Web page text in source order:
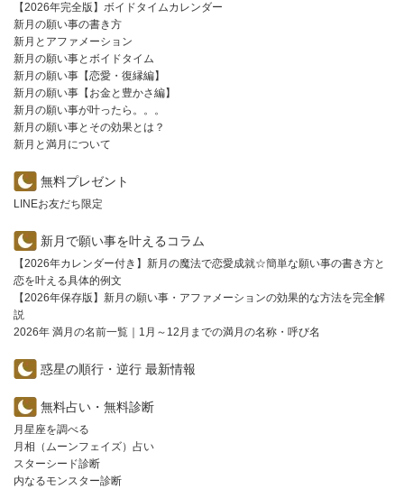
【2026年完全版】ボイドタイムカレンダー
新月の願い事の書き方
新月とアファメーション
新月の願い事とボイドタイム
新月の願い事【恋愛・復縁編】
新月の願い事【お金と豊かさ編】
新月の願い事が叶ったら。。。
新月の願い事とその効果とは？
新月と満月について
無料プレゼント
LINEお友だち限定
新月で願い事を叶えるコラム
【2026年カレンダー付き】新月の魔法で恋愛成就☆簡単な願い事の書き方と
恋を叶える具体的例文
【2026年保存版】新月の願い事・アファメーションの効果的な方法を完全解
説
2026年 満月の名前一覧｜1月～12月までの満月の名称・呼び名
惑星の順行・逆行 最新情報
無料占い・無料診断
月星座を調べる
月相（ムーンフェイズ）占い
スターシード診断
内なるモンスター診断